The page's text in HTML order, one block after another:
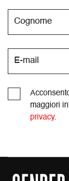
maggiori
privacy.